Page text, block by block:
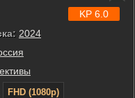
2024
FHD (1080p)
KP 6.0